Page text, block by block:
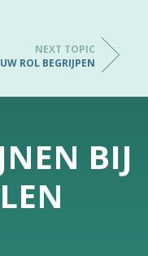
NEXT TOPIC
UW ROL BEGRIJPEN
BIJ